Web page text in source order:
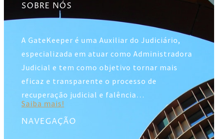
SOBRE NÓS
A GateKeeper é uma Auxiliar do Judiciário,
especializada em atuar como Administradora
Judicial e tem como objetivo tornar mais
eficaz e transparente o processo de
recuperação judicial e falência…
Saiba mais!
NAVEGAÇÃO